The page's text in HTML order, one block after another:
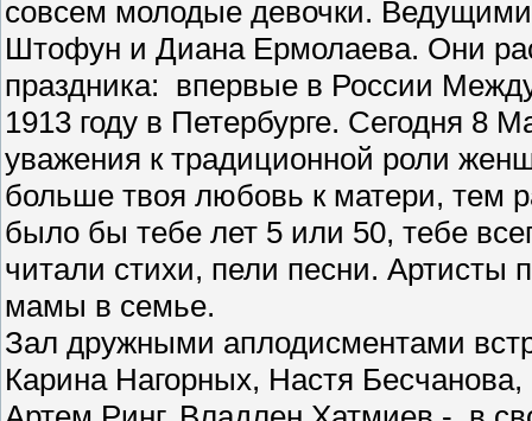
совсем молодые девочки.
Штофун и Диана Ермолаева. Они
праздника: впервые в России
1913 году в Петербурге. Сегодня 8
уважения к традиционной роли
больше твоя любовь к матери, тем
было бы тебе лет 5 или 50, тебе
читали стихи, пели песни. Артисты
мамы в семье.
Зал дружными аплодисментами
Карина Нагорных, Настя